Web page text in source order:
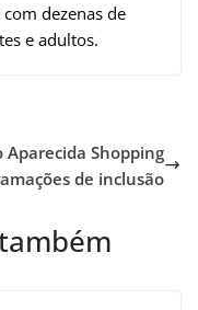
dezenas de
e adultos.
Aparecida Shopping
de inclusão